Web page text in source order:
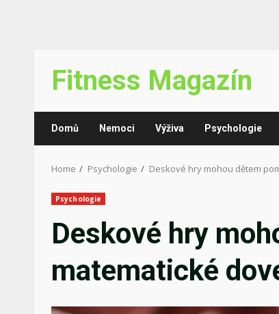
content
Fitness Magazín
Domů Nemoci Výživa Psychologie
Home Psychologie Deskové hry mohou dětem
Psychologie
Deskové hry
matematické